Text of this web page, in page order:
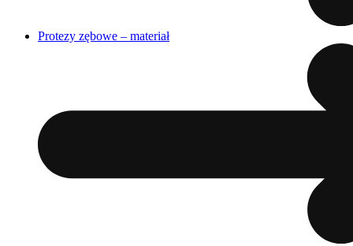
Protezy zębowe – materiał